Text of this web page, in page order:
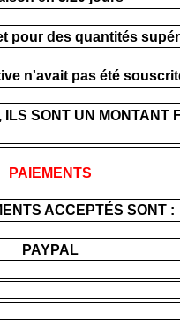
des quantités
n'avait pas été
SONT UN
PAIEMENTS
ACCEPTÉS SONT :
PAYPAL